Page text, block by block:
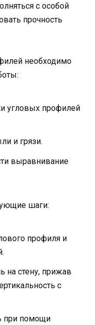
с особой
прочность
необходимо
угловых профилей
и грязи.
выравнивание
шаги:
профиля и
на стену, прижав
с
при помощи